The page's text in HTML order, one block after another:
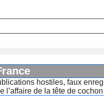
hostiles, faux
l’affaire de la tête de